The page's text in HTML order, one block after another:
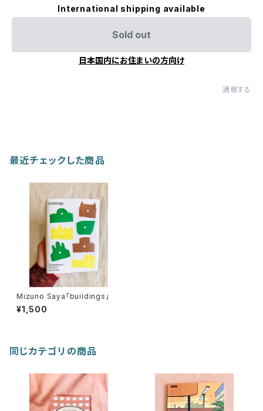
International shipping available
Sold out
日本国内にお住まいの方向け
通報する
最近チェックした商品
Mizuno Saya「buildings」
¥1,500
同じカテゴリの商品